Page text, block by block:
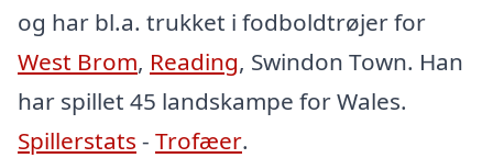
og har bl.a. trukket i fodboldtrøjer for
West Brom, Reading, Swindon Town. Han
har spillet 45 landskampe for Wales.
Spillerstats - Trofæer.